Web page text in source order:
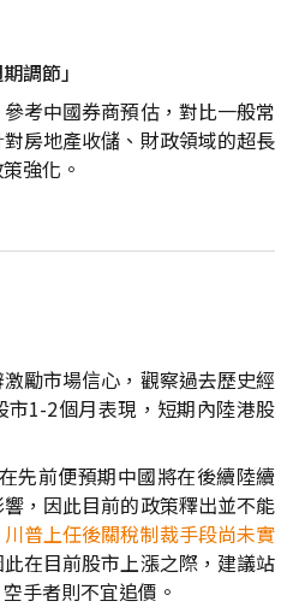
調節」
考中國券商預估，對比一般常
房地產收儲、財政領域的超長
強化。
勵市場信心，觀察過去歷史經
1-2個月表現，短期內陸港股
先前便預期中國將在後續陸續
，因此目前的政策釋出並不能
川普上任後關稅制裁手段尚未實
此在目前股市上漲之際，建議站
手者則不宜追價。